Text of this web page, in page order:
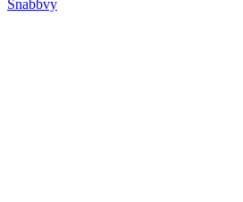
Snabbvy